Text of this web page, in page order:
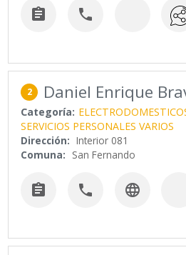
 
2 Daniel Enrique
Categoría:
SERVICIOS PERSONALES VARIOS
Dirección: Interior 081
Comuna: San Fernando
  